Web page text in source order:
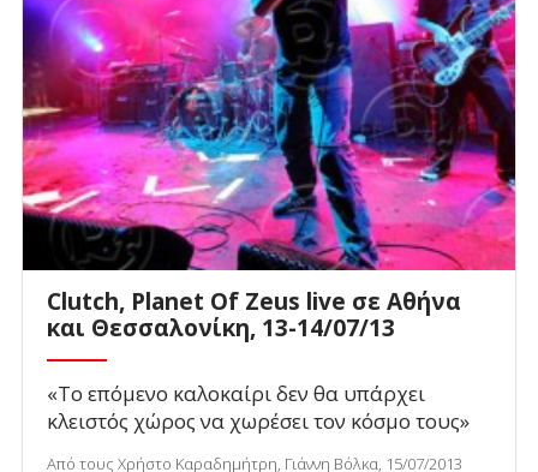
Clutch, Planet Of Zeus live σε Αθήνα
και Θεσσαλονίκη, 13-14/07/13
«Το επόμενο καλοκαίρι δεν θα υπάρχει
κλειστός χώρος να χωρέσει τον κόσμο τους»
Από τους Χρήστο Καραδημήτρη, Γιάννη Βόλκα, 15/07/2013